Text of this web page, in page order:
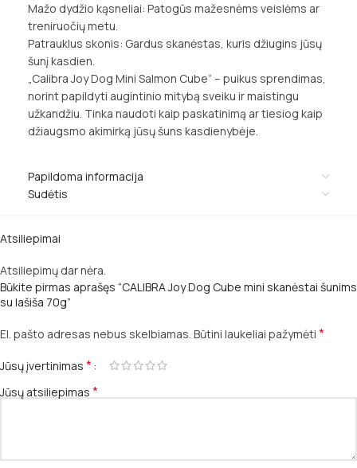
Mažo dydžio kąsneliai: Patogūs mažesnėms veislėms ar
treniruočių metu.
Patrauklus skonis: Gardus skanėstas, kuris džiugins jūsų
šunį kasdien.
„Calibra Joy Dog Mini Salmon Cube“ – puikus sprendimas,
norint papildyti augintinio mitybą sveiku ir maistingu
užkandžiu. Tinka naudoti kaip paskatinimą ar tiesiog kaip
džiaugsmo akimirką jūsų šuns kasdienybėje.
Papildoma informacija
Sudėtis
Atsiliepimai
Atsiliepimų dar nėra.
Būkite pirmas aprašęs “CALIBRA Joy Dog Cube mini skanėstai šunims
su lašiša 70g”
El. pašto adresas nebus skelbiamas. Būtini laukeliai pažymėti *
Jūsų įvertinimas *
Jūsų atsiliepimas *